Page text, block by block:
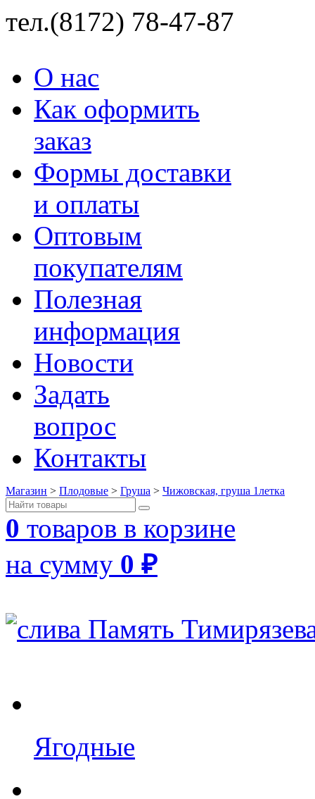
тел.(8172) 78-47-87
О нас
Как оформить
заказ
Формы доставки
и оплаты
Оптовым
покупателям
Полезная
информация
Новости
Задать
вопрос
Контакты
Магазин > Плодовые > Груша > Чижовская, груша 1летка
0 товаров в корзине
на сумму 0 ₽
Ягодные